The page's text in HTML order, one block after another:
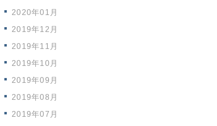
2020年01月
2019年12月
2019年11月
2019年10月
2019年09月
2019年08月
2019年07月